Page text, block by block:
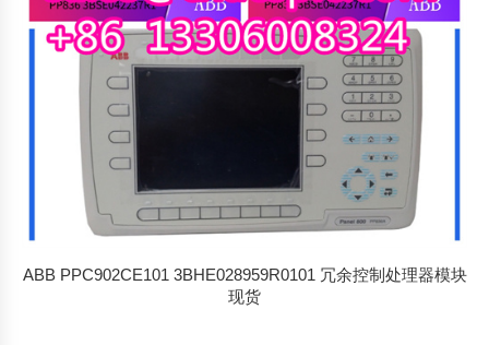
ABB PPC902CE101 3BHE028959R0101 冗余控制处理器模块
现货